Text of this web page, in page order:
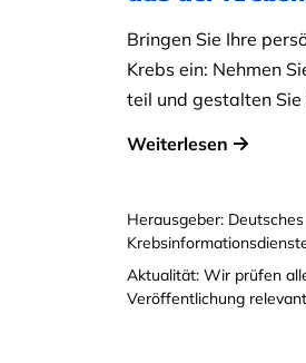
Bringen Sie Ihre
Krebs ein: Nehmen
teil und gestalten
Weiterlesen
Herausgeber:
Aktualität: Wir prüfen
Veröffentlichung